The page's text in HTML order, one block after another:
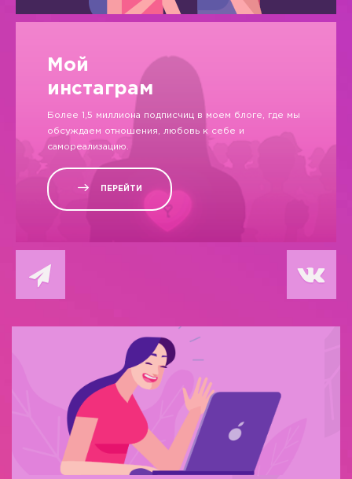
Мой
инстаграм
Более 1,5 миллиона подписчиц в моем блоге, где мы
обсуждаем отношения, любовь к себе и
самореализацию.
ПЕРЕЙТИ